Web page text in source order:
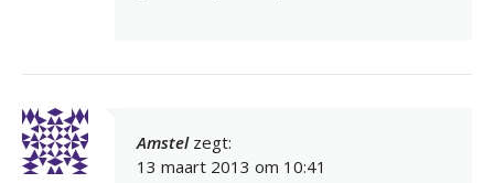
Amstel zegt:
13 maart 2013 om 10:41